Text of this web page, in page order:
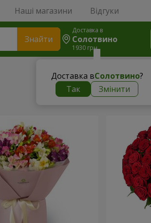
Наші магазини Відгуки
Знайти
Доставка в
Солотвино
1930 грн
Доставка вСолотвино?
Так
Змінити